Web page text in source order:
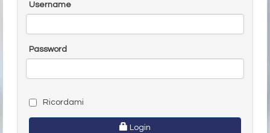
Username
Password
Ricordami
Login